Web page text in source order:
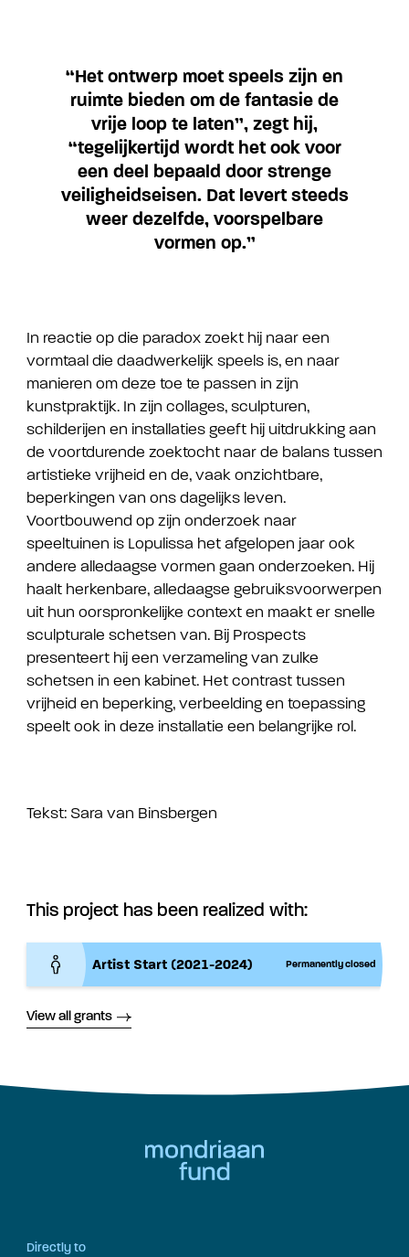
“Het ontwerp moet speels zijn en
ruimte bieden om de fantasie de
vrije loop te laten”, zegt hij,
“tegelijkertijd wordt het ook voor
een deel bepaald door strenge
veiligheidseisen. Dat levert steeds
weer dezelfde, voorspelbare
vormen op.”
In reactie op die paradox zoekt hij naar een
vormtaal die daadwerkelijk speels is, en naar
manieren om deze toe te passen in zijn
kunstpraktijk. In zijn collages, sculpturen,
schilderijen en installaties geeft hij uitdrukking aan
de voortdurende zoektocht naar de balans tussen
artistieke vrijheid en de, vaak onzichtbare,
beperkingen van ons dagelijks leven.
Voortbouwend op zijn onderzoek naar
speeltuinen is Lopulissa het afgelopen jaar ook
andere alledaagse vormen gaan onderzoeken. Hij
haalt herkenbare, alledaagse gebruiksvoorwerpen
uit hun oorspronkelijke context en maakt er snelle
sculpturale schetsen van. Bij Prospects
presenteert hij een verzameling van zulke
schetsen in een kabinet. Het contrast tussen
vrijheid en beperking, verbeelding en toepassing
speelt ook in deze installatie een belangrijke rol.
Tekst: Sara van Binsbergen
This project has been realized with:
Artist Start (2021-2024) Permanently closed
View all grants
Directly to